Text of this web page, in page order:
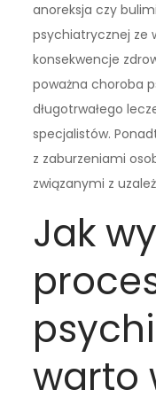
anoreksja czy
psychiatrycznej ze
konsekwencje
poważna choroba
długotrwałego
specjalistów.
z zaburzeniami
związanymi z
Jak
warto